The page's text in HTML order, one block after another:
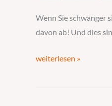
Wenn Sie schwanger
davon ab! Und dies
–
lieber
weiterlesen »